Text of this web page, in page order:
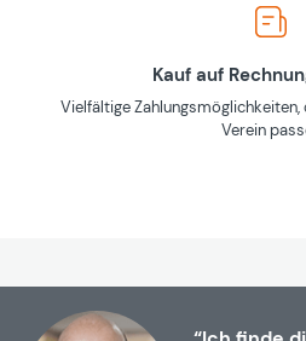
Kauf auf
Vielfältige
Verein